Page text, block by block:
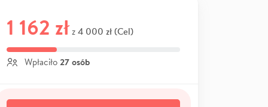
1 162 zł z 4 000 zł (Cel)
Wpłaciło 27 osób